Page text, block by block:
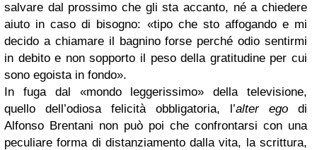
salvare dal prossimo che gli sta accanto, né a chiedere
aiuto in caso di bisogno: «tipo che sto affogando e mi
decido a chiamare il bagnino forse perché odio sentirmi
in debito e non sopporto il peso della gratitudine per cui
sono egoista in fondo».
In fuga dal «mondo leggerissimo» della televisione,
quello dell’odiosa felicità obbligatoria, l’alter ego di
Alfonso Brentani non può poi che confrontarsi con una
peculiare forma di distanziamento dalla vita, la scrittura,